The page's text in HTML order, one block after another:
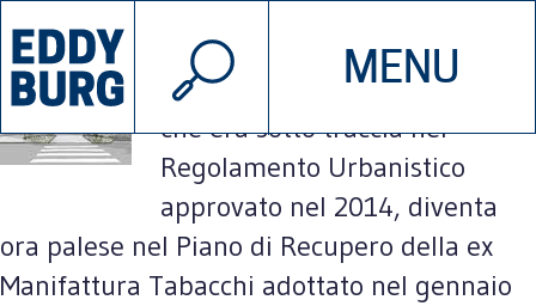
MENU
INIZIATIVE CHI SIAMO
SOSTIENICI CONTATTACI
© 2026 EDDYBURG
Il Comune di Firenze abolisce
gli standard urbanistici. Quello
che era sotto traccia nel
Regolamento Urbanistico
approvato nel 2014, diventa
ora palese nel Piano di Recupero della ex
Manifattura Tabacchi adottato nel gennaio